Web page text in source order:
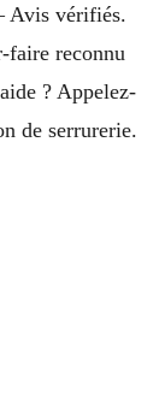
Avis vérifiés.
faire reconnu
? Appelez-
de serrurerie.